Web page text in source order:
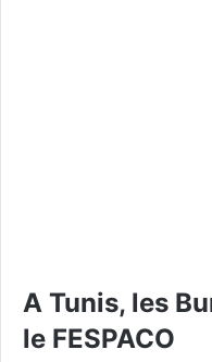
A Tunis, les
le FESPACO